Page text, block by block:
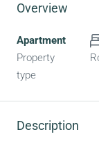
Overview
Apartment
Property
type
Description